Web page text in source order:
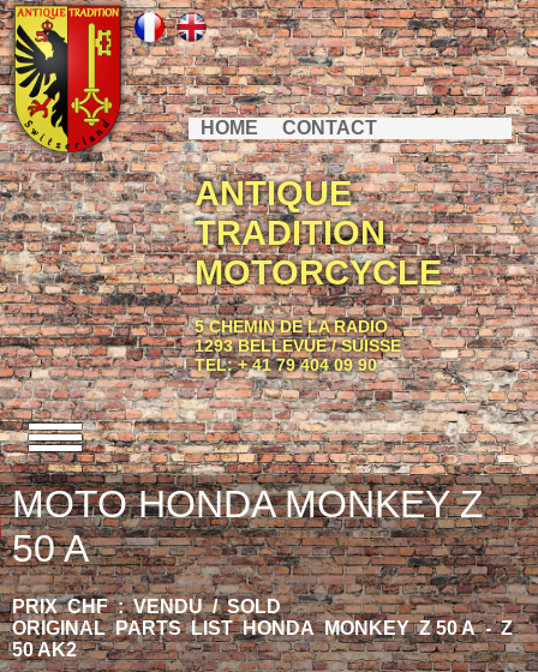
HOME CONTACT
ANTIQUE
TRADITION
MOTORCYCLE
5 CHEMIN DE LA RADIO
1293 BELLEVUE / SUISSE
TEL: + 41 79 404 09 90
MOTO HONDA MONKEY Z
50 A
PRIX CHF : VENDU / SOLD
ORIGINAL PARTS LIST HONDA MONKEY Z 50 A - Z
50 AK2